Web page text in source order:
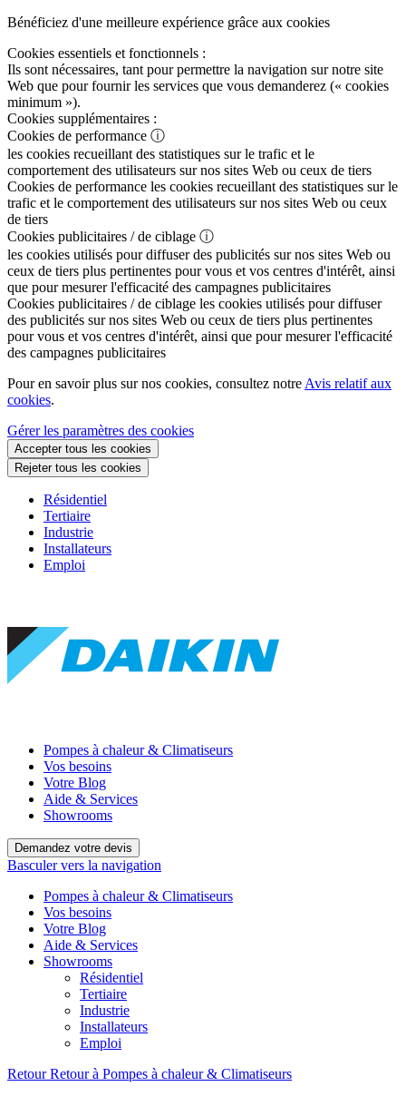
Bénéficiez d'une meilleure expérience grâce aux cookies
Cookies essentiels et fonctionnels :
Ils sont nécessaires, tant pour permettre la navigation sur notre site
Web que pour fournir les services que vous demanderez (« cookies
minimum »).
Cookies supplémentaires :
Cookies de performance ⓘ
les cookies recueillant des statistiques sur le trafic et le
comportement des utilisateurs sur nos sites Web ou ceux de tiers
Cookies de performance les cookies recueillant des statistiques sur le
trafic et le comportement des utilisateurs sur nos sites Web ou ceux
de tiers
Cookies publicitaires / de ciblage ⓘ
les cookies utilisés pour diffuser des publicités sur nos sites Web ou
ceux de tiers plus pertinentes pour vous et vos centres d'intérêt, ainsi
que pour mesurer l'efficacité des campagnes publicitaires
Cookies publicitaires / de ciblage les cookies utilisés pour diffuser
des publicités sur nos sites Web ou ceux de tiers plus pertinentes
pour vous et vos centres d'intérêt, ainsi que pour mesurer l'efficacité
des campagnes publicitaires
Pour en savoir plus sur nos cookies, consultez notre Avis relatif aux
cookies.
Gérer les paramètres des cookies
Accepter tous les cookies
Rejeter tous les cookies
Résidentiel
Tertiaire
Industrie
Installateurs
Emploi
Pompes à chaleur & Climatiseurs
Vos besoins
Votre Blog
Aide & Services
Showrooms
Demandez votre devis
Basculer vers la navigation
Pompes à chaleur & Climatiseurs
Vos besoins
Votre Blog
Aide & Services
Showrooms
Résidentiel
Tertiaire
Industrie
Installateurs
Emploi
Retour Retour à Pompes à chaleur & Climatiseurs